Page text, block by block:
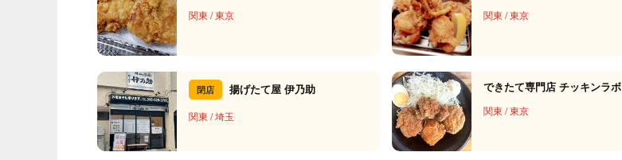
関東 /東京 関東 /東京
閉店 揚げたて屋 伊乃助
関東 /埼玉
できたて専門店 チッキンラボ
関東 /東京